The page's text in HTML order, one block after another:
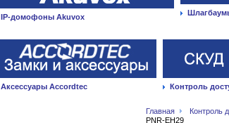
IP-домофоны Akuvox
Аксессуары Accordtec Контроль
Главная Контроль
PNR-EH29